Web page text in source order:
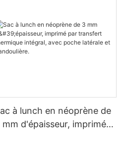
à lunch en néoprène de
mm d'épaisseur, imprimé